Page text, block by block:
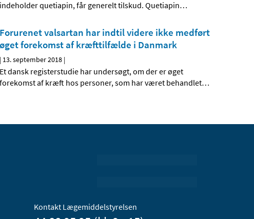
indeholder quetiapin, får generelt tilskud. Quetiapin…
Forurenet valsartan har indtil videre ikke medført
øget forekomst af kræfttilfælde i Danmark
| 13. september 2018 |
Et dansk registerstudie har undersøgt, om der er øget
forekomst af kræft hos personer, som har været behandlet…
Kontakt Lægemiddelstyrelsen